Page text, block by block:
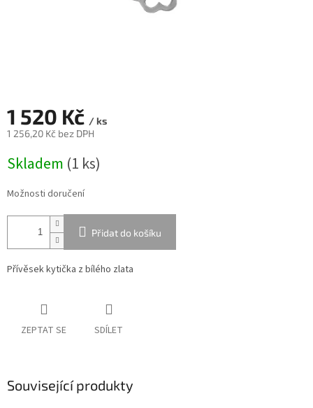
1 520 Kč / ks
1 256,20 Kč bez DPH
cena:
Skladem (1 ks)
Možnosti doručení
Přidat do košíku
Přívěsek kytička z bílého zlata
ZEPTAT SE SDÍLET
Související produkty